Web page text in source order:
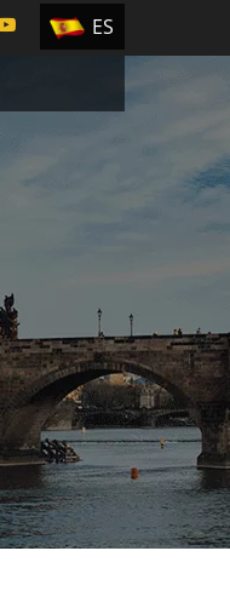
ES
TR